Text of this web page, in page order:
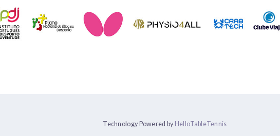
Technology Powered by HelloTableTennis